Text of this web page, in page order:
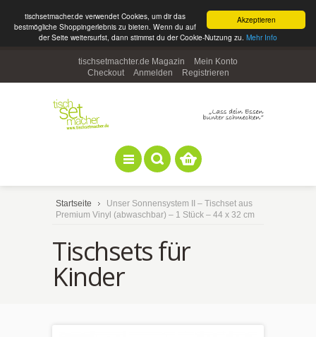
Akzeptieren
tischsetmacher.de verwendet Cookies, um dir das
bestmögliche Shoppingerlebnis zu bieten. Wenn du auf
der Seite weitersurfst, dann stimmst du der Cookie-Nutzung zu. Mehr Info
tischsetmachter.de Magazin
Mein Konto
Checkout
Anmelden Registrieren
Startseite
Unser Sonnensystem II – Tischset aus
Premium Vinyl (abwaschbar) – 1 Stück – 44 x 32 cm
Tischsets für
Kinder